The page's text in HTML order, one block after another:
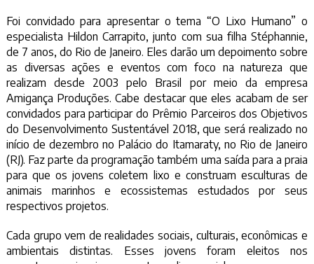
Foi convidado para apresentar o tema “O Lixo Humano” o
especialista Hildon Carrapito, junto com sua filha Stéphannie,
de 7 anos, do Rio de Janeiro. Eles darão um depoimento sobre
as diversas ações e eventos com foco na natureza que
realizam desde 2003 pelo Brasil por meio da empresa
Amigança Produções. Cabe destacar que eles acabam de ser
convidados para participar do Prêmio Parceiros dos Objetivos
do Desenvolvimento Sustentável 2018, que será realizado no
início de dezembro no Palácio do Itamaraty, no Rio de Janeiro
(RJ). Faz parte da programação também uma saída para a praia
para que os jovens coletem lixo e construam esculturas de
animais marinhos e ecossistemas estudados por seus
respectivos projetos.
Cada grupo vem de realidades sociais, culturais, econômicas e
ambientais distintas. Esses jovens foram eleitos nos